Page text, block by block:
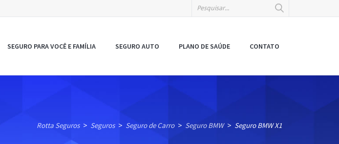
SEGURO PARA VOCÊ E FAMÍLIA SEGURO AUTO PLANO DE SAÚDE CONTATO
Rotta Seguros > Seguros > Seguro de Carro > Seguro BMW > Seguro BMW X1